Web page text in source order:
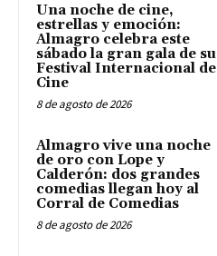
Una noche de cine,
estrellas y emoción:
Almagro celebra este
sábado la gran gala de su
Festival Internacional de
Cine
8 de agosto de 2026
Almagro vive una noche
de oro con Lope y
Calderón: dos grandes
comedias llegan hoy al
Corral de Comedias
8 de agosto de 2026